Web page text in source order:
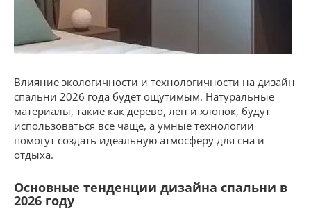
Влияние экологичности и технологичности на дизайн
спальни 2026 года будет ощутимым. Натуральные
материалы, такие как дерево, лен и хлопок, будут
использоваться все чаще, а умные технологии
помогут создать идеальную атмосферу для сна и
отдыха.
Основные тенденции дизайна спальни в
2026 году